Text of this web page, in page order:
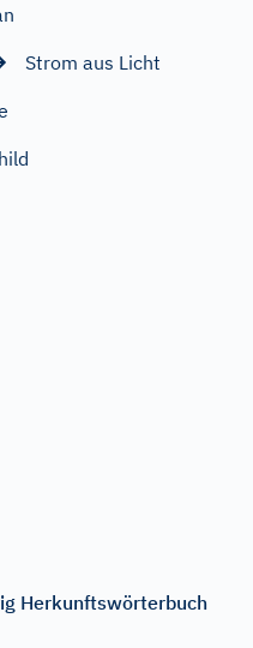
Strom aus Licht
Herkunftswörterbuch